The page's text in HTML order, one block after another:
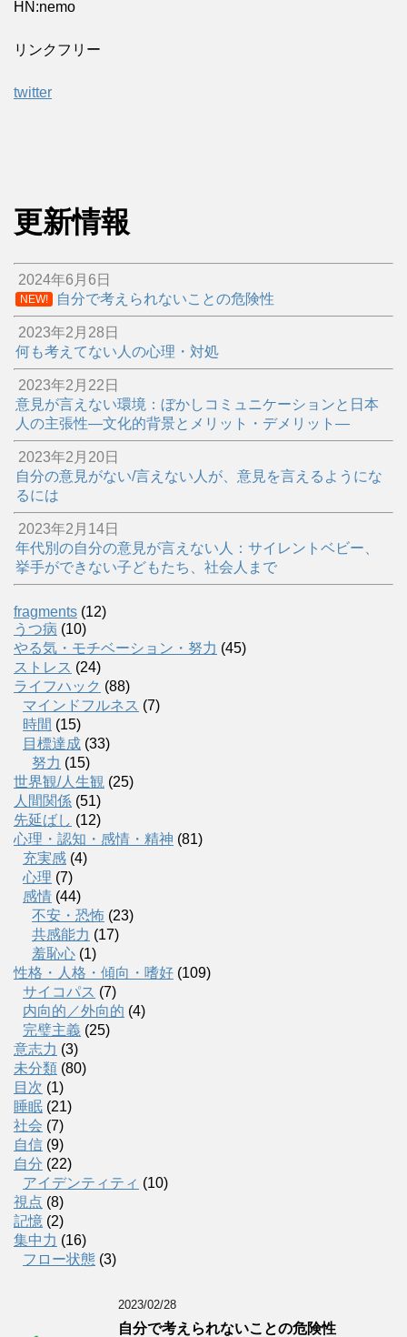
HN:nemo
リンクフリー
twitter
更新情報
2024年6月6日
NEW! 自分で考えられないことの危険性
2023年2月28日
何も考えてない人の心理・対処
2023年2月22日
意見が言えない環境：ぼかしコミュニケーションと日本
人の主張性―文化的背景とメリット・デメリット―
2023年2月20日
自分の意見がない/言えない人が、意見を言えるようにな
るには
2023年2月14日
年代別の自分の意見が言えない人：サイレントベビー、
挙手ができない子どもたち、社会人まで
fragments (12)
うつ病 (10)
やる気・モチベーション・努力 (45)
ストレス (24)
ライフハック (88)
マインドフルネス (7)
時間 (15)
目標達成 (33)
努力 (15)
世界観/人生観 (25)
人間関係 (51)
先延ばし (12)
心理・認知・感情・精神 (81)
充実感 (4)
心理 (7)
感情 (44)
不安・恐怖 (23)
共感能力 (17)
羞恥心 (1)
性格・人格・傾向・嗜好 (109)
サイコパス (7)
内向的／外向的 (4)
完璧主義 (25)
意志力 (3)
未分類 (80)
目次 (1)
睡眠 (21)
社会 (7)
自信 (9)
自分 (22)
アイデンティティ (10)
視点 (8)
記憶 (2)
集中力 (16)
フロー状態 (3)
2023/02/28
自分で考えられないことの危険性